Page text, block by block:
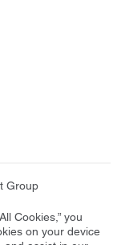
Group
Cookies,” you
on your device